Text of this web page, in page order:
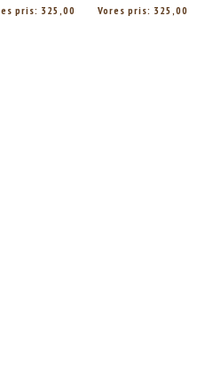
pris: 325,00
Vores pris: 325,00